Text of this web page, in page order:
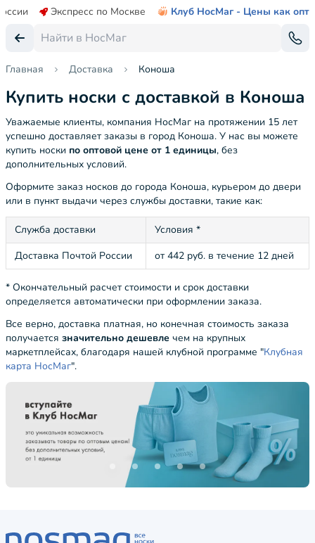
Экспресс по Москве Клуб НосМаг - Цены как опт
Главная Доставка Коноша
Купить носки с доставкой в Коноша
Уважаемые клиенты, компания НосМаг на протяжении 15 лет
успешно доставляет заказы в город Коноша. У нас вы можете
купить носки по оптовой цене от 1 единицы, без
дополнительных условий.
Оформите заказ носков до города Коноша, курьером до двери
или в пункт выдачи через службы доставки, такие как:
Служба доставки
Условия *
Доставка Почтой России
от 442 руб. в течение 12 дней
* Окончательный расчет стоимости и срок доставки
определяется автоматически при оформлении заказа.
Все верно, доставка платная, но конечная стоимость заказа
получается значительно дешевле чем на крупных
маркетплейсах, благодаря нашей клубной программе "Клубная
карта НосМаг".